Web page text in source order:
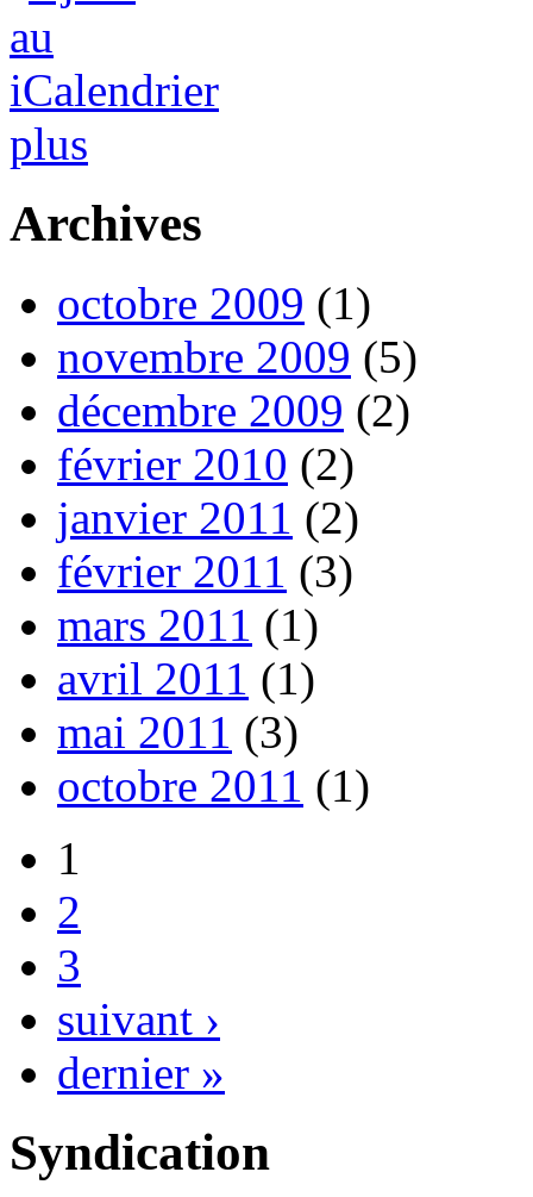
plus
Archives
octobre 2009 (1)
novembre 2009 (5)
décembre 2009 (2)
février 2010 (2)
janvier 2011 (2)
février 2011 (3)
mars 2011 (1)
avril 2011 (1)
mai 2011 (3)
octobre 2011 (1)
1
2
3
suivant ›
dernier »
Syndication